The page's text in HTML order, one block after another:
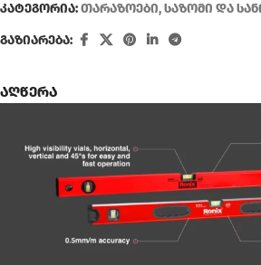
კატეგორია:თარაზოები,საზომი და
გაზიარება:
აღწერა